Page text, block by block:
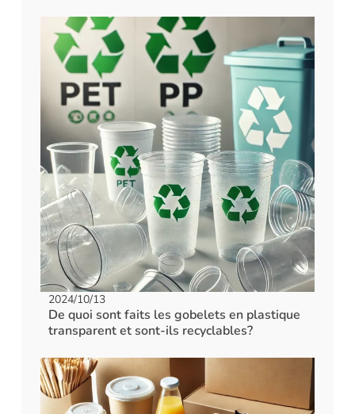
2024/10/13
De quoi sont faits les gobelets en plastique
transparent et sont-ils recyclables?